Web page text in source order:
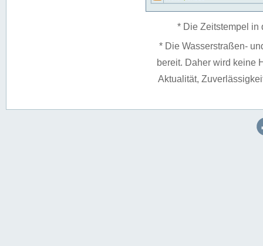
* Die Zeitstempel in
* Die Wasserstraßen-
bereit. Daher wird keine
Aktualität,